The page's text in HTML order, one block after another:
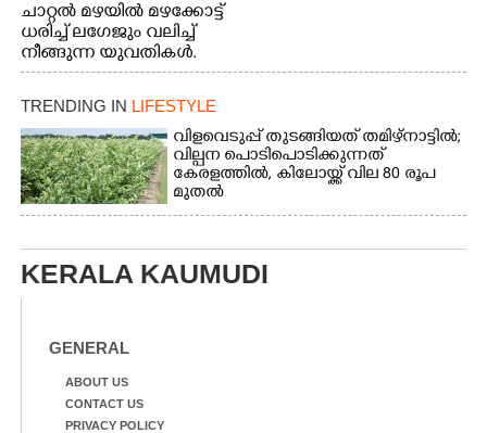
ചാറ്റൽ മഴയിൽ മഴക്കോട്ട്
ധരിച്ച് ലഗേജും വലിച്ച്
നീങ്ങുന്ന യുവതികൾ.
എറണാകുളം മേനകയിൽ
നിന്നുള്ള കാഴ്ച
TRENDING IN LIFESTYLE
വിളവെടുപ്പ് തുടങ്ങിയത് തമിഴ്നാട്ടിൽ;
വില്പന പൊടിപൊടിക്കുന്നത്
കേരളത്തിൽ, കിലോയ്ക്ക് വില 80 രൂപ
മുതൽ
KERALA KAUMUDI
GENERAL
ABOUT US
CONTACT US
PRIVACY POLICY